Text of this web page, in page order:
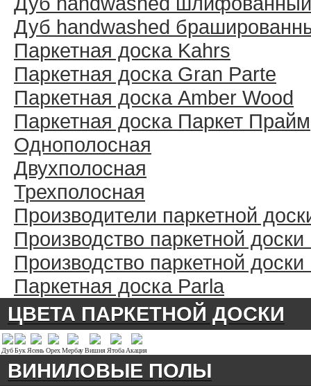
Дуб handwashed
Паркетная доска Kahrs
Паркетная доска Gran Parte
Паркетная доска Amber Wood
Паркетная доска Паркет Прайм
Однополосная
Двухполосная
Трехполосная
Производители паркетной
Производство паркетной
Производство паркетной
Паркетная доска Parla
ЦВЕТА ПАРКЕТНОЙ ДОСКИ
ДубБук ЯсеньОрехМербауВишня Ятоба Акация
ВИНИЛОВЫЕ ПОЛЫ